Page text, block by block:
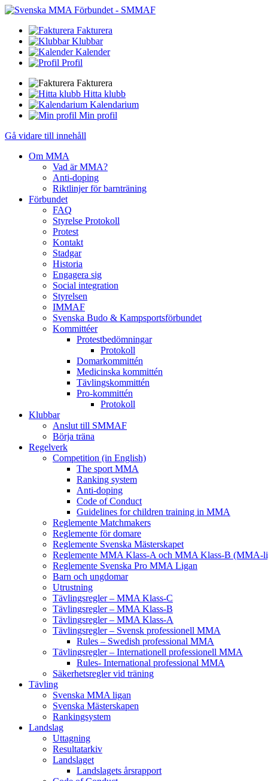
Fakturera
Klubbar
Kalender
Profil
Fakturera
Hitta klubb
Kalendarium
Min profil
Gå vidare till innehåll
Om MMA
Vad är MMA?
Anti-doping
Riktlinjer för barnträning
Förbundet
FAQ
Styrelse Protokoll
Protest
Kontakt
Stadgar
Historia
Engagera sig
Social integration
Styrelsen
IMMAF
Svenska Budo & Kampsportsförbundet
Kommittéer
Protestbedömningar
Protokoll
Domarkommittén
Medicinska kommittén
Tävlingskommittén
Pro-kommittén
Protokoll
Klubbar
Anslut till SMMAF
Börja träna
Regelverk
Competition (in English)
The sport MMA
Ranking system
Anti-doping
Code of Conduct
Guidelines for children training in MMA
Reglemente Matchmakers
Reglemente för domare
Reglemente Svenska Mästerskapet
Reglemente MMA Klass-A och MMA Klass-B (MMA-
Reglemente Svenska Pro MMA Ligan
Barn och ungdomar
Utrustning
Tävlingsregler – MMA Klass-C
Tävlingsregler – MMA Klass-B
Tävlingsregler – MMA Klass-A
Tävlingsregler – Svensk professionell MMA
Rules – Swedish professional MMA
Tävlingsregler – Internationell professionell MMA
Rules- International professional MMA
Säkerhetsregler vid träning
Tävling
Svenska MMA ligan
Svenska Mästerskapen
Rankingsystem
Landslag
Uttagning
Resultatarkiv
Landslaget
Landslagets årsrapport